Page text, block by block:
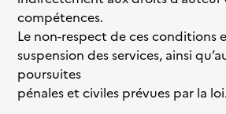
compétences.
Le non-respect de ces conditions
suspension des services, ainsi
poursuites
pénales et civiles prévues par la loi.